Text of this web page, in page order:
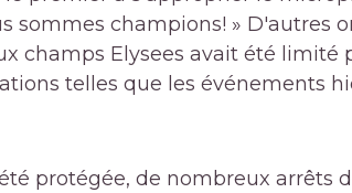
sommes champions! » D'autres
champs Elysees avait été limité
telles que les événements
protégée, de nombreux arrêts